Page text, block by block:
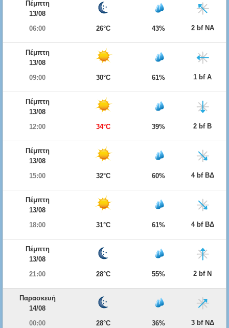
Πέμπτη
13/08
06:00
26°C 43% 2 bf ΝΑ
Πέμπτη
13/08
09:00
30°C 61% 1 bf Α
Πέμπτη
13/08
12:00
34°C 39% 2 bf Β
Πέμπτη
13/08
15:00
32°C 60% 4 bf ΒΔ
Πέμπτη
13/08
18:00
31°C 61% 4 bf ΒΔ
Πέμπτη
13/08
21:00
28°C 55% 2 bf Ν
Παρασκευή
14/08
00:00
28°C 36% 3 bf ΝΔ